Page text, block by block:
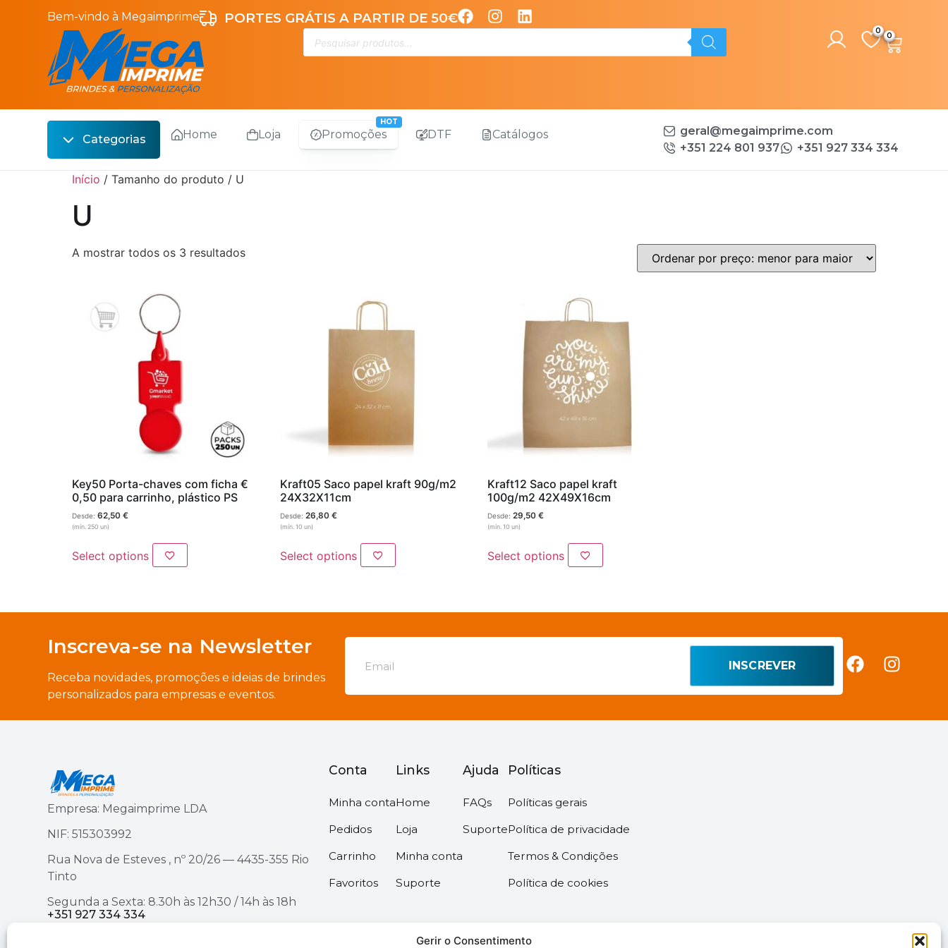
Gerir o Consentimento
Bem-vindo à Megaimprime PORTES GRÁTIS A PARTIR DE 50€
0
Categorias
Escrita
Sacos
Vestuário Laboral
Home Loja Promoções DTF Catálogos
geral@megaimprime.com
+351 224 801 937
+351 927 334 334
Início / Tamanho do produto / U
U
A mostrar todos os 3 resultados
Key50 Porta-chaves com ficha €
0,50 para carrinho, plástico PS
Desde: 62,50 €
(mín. 250 un)
Select options
Kraft05 Saco papel kraft 90g/m2
24X32X11cm
Desde: 26,80 €
(mín. 10 un)
Select options
Kraft12 Saco papel kraft
100g/m2 42X49X16cm
Desde: 29,50€
(mín. 10 un)
Select options
Inscreva-se na Newsletter
Receba novidades, promoções e ideias de brindes
personalizados para empresas e eventos.
INSCREVER
Empresa: Megaimprime LDA
NIF: 515303992
Rua Nova de Esteves , nº 20/26 — 4435-355 Rio
Tinto
Segunda a Sexta: 8.30h às 12h30 / 14h às 18h
+351 927 334 334
Conta
Minha conta
Pedidos
Carrinho
Favoritos
Links
Home
Loja
Minha conta
Suporte
Ajuda
FAQs
Suporte
Políticas
Políticas gerais
Política de privacidade
Termos & Condições
Política de cookies